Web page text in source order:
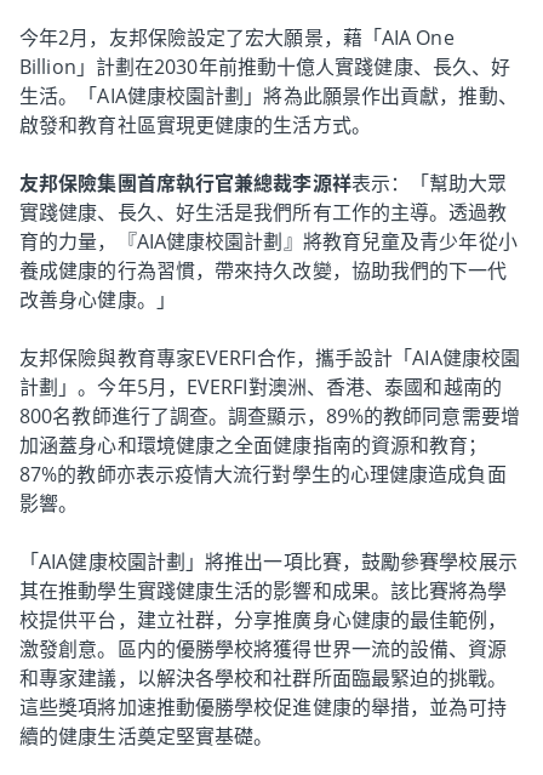
今年2月，友邦保險設定了宏大願景，藉「AIA One
Billion」計劃在2030年前推動十億人實踐健康、長久、好
生活。「AIA健康校園計劃」將為此願景作出貢獻，推動、
啟發和教育社區實現更健康的生活方式。
友邦保險集團首席執行官兼總裁李源祥表示：「幫助大眾
實踐健康、長久、好生活是我們所有工作的主導。透過教
育的力量，『AIA健康校園計劃』將教育兒童及青少年從小
養成健康的行為習慣，帶來持久改變，協助我們的下一代
改善身心健康。」
友邦保險與教育專家EVERFI合作，攜手設計 「AIA健康校園
計劃」。今年5月，EVERFI對澳洲、香港、泰國和越南的
800名教師進行了調查。調查顯示，89%的教師同意需要增
加涵蓋身心和環境健康之全面健康指南的資源和教育；
87%的教師亦表示疫情大流行對學生的心理健康造成負面
影響。
「AIA健康校園計劃」將推出一項比賽，鼓勵參賽學校展示
其在推動學生實踐健康生活的影響和成果。該比賽將為學
校提供平台，建立社群，分享推廣身心健康的最佳範例，
激發創意。區内的優勝學校將獲得世界一流的設備、資源
和專家建議，以解決各學校和社群所面臨最緊迫的挑戰。
這些獎項將加速推動優勝學校促進健康的舉措，並為可持
續的健康生活奠定堅實基礎。